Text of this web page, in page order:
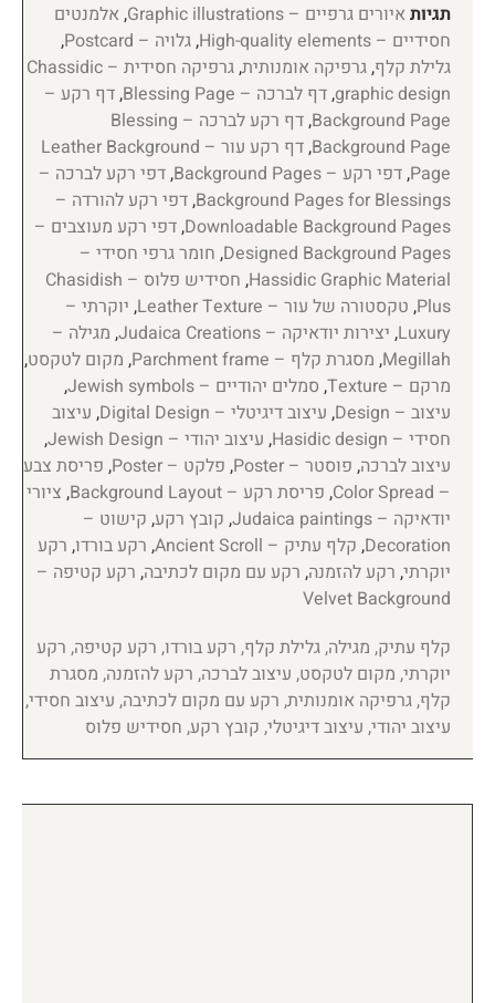
תגיות איורים גרפיים – Graphic illustrations , אלמנטים
חסידיים – High-quality elements
,גלויה – Postcard
,
גלילת קלף,גרפיקה אומנותית,
גרפיקה חסידית – Chassidic
graphic design
,דף לברכה – Blessing Page ,דף רקע –
Background Page
,
דף רקע לברכה – Blessing
Background Page
,
דף רקע עור – Leather Background
Page
,דפי רקע – Background Pages ,דפי רקע לברכה –
Background Pages for Blessings
,דפי רקע להורדה –
Downloadable Background Pages
,דפי רקע מעוצבים –
Designed Background Pages
, חומר גרפי חסידי –
Hassidic Graphic Material
,
חסידיש פלוס – Chasidish
Plus
, טקסטורה של עור – Leather Texture , יוקרתי –
Luxury
, יצירות יודאיקה – Judaica Creations , מגילה –
Megillah
, מסגרת קלף – Parchment frame , מקום לטקסט,
מרקם – Texture
, סמלים יהודיים – Jewish symbols
,
עיצוב – Design
, עיצוב דיגיטלי – Digital Design , עיצוב
חסידי – Hasidic design
, עיצוב יהודי – Jewish Design
,
עיצוב לברכה, פוסטר – Poster , פלקט – Poster , פריסת צבע
– Color Spread
, פריסת רקע – Background Layout , ציורי
יודאיקה – Judaica paintings
, קובץ רקע, קישוט –
Decoration
, קלף עתיק – Ancient Scroll , רקע בורדו, רקע
יוקרתי, רקע להזמנה, רקע עם מקום לכתיבה, רקע קטיפה –
Velvet Background
קלף עתיק, מגילה, גלילת קלף, רקע בורדו, רקע קטיפה, רקע
יוקרתי, מקום לטקסט, עיצוב לברכה, רקע להזמנה, מסגרת
קלף, גרפיקה אומנותית, רקע עם מקום לכתיבה, עיצוב חסידי,
עיצוב יהודי, עיצוב דיגיטלי, קובץ רקע, חסידיש פלוס